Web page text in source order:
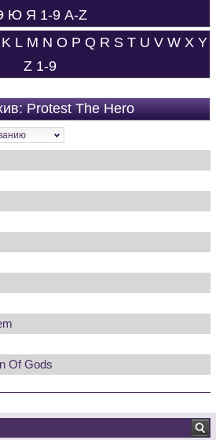
Ю Я 1-9 A-Z
K L M N O P Q R S T U V W X Y
Z 1-9
Protest The Hero
Of Gods